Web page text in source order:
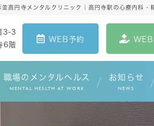
並高円寺メンタルクリニック｜高円寺駅の心療内科・
3-3
6階
WEB予約 WEB
職場のメンタルヘルス
MENTAL HESLTH AT WORK
お知らせ
NEWS